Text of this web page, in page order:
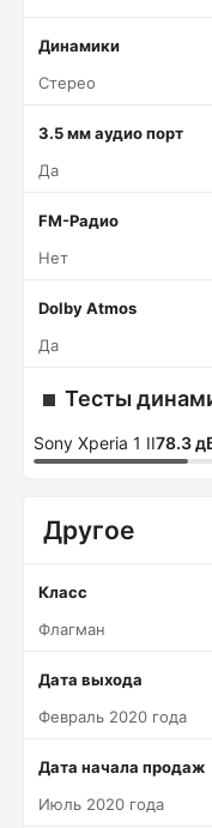
Динамики
Стерео
3.5 мм аудио порт
Да
FM-Радио
Нет
Dolby Atmos
Да
Тесты
Sony Xperia 1 II78.3
Другое
Класс
Флагман
Дата выхода
Февраль 2020 года
Дата начала продаж
Июль 2020 года